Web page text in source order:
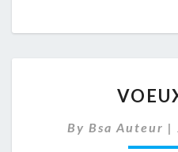
By Bsa Auteur |